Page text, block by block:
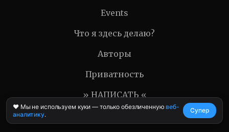
Events
Что я здесь делаю?
Авторы
Приватность
» НАПИСАТЬ «
❤️ Мы не используем куки — только обезличеннуювеб-
аналитику.
Супер